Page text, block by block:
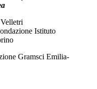
Istituto
Gramsci Emilia-